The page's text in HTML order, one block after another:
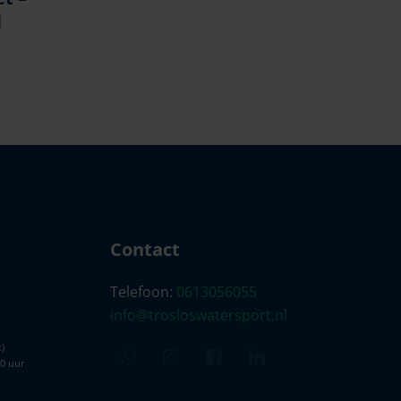
uur
Contact
Telefoon: 0613056055
info@trosloswatersport.nl